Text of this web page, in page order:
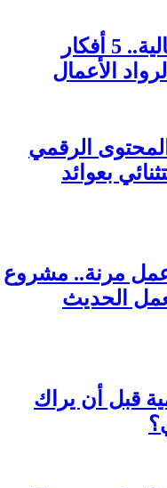
بتكاليف أقل ومرونة عالية.. 5 أفكار
الأعمال
الرقمي
بعوائد
مرنة.. مشروع
الحديث
قبل أن يراك